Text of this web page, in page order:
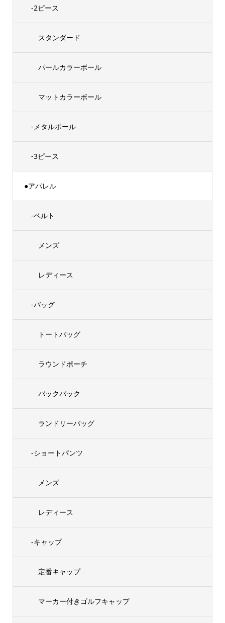
-2ピース
スタンダード
パールカラーボール
マットカラーボール
-メタルボール
-3ピース
●アパレル
-ベルト
メンズ
レディース
-バッグ
トートバッグ
ラウンドポーチ
バックパック
ランドリーバッグ
-ショートパンツ
メンズ
レディース
-キャップ
定番キャップ
マーカー付きゴルフキャップ